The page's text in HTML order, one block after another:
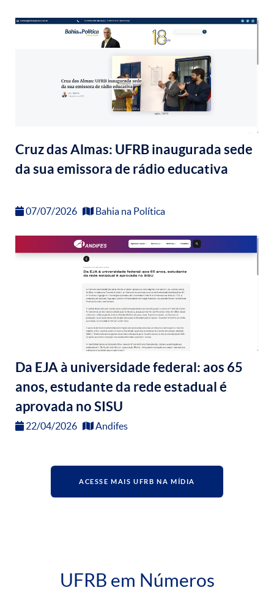
Cruz das Almas: UFRB inaugurada sede
da sua emissora de rádio educativa
07/07/2026 Bahia na Política
Da EJA à universidade federal: aos 65
anos, estudante da rede estadual é
aprovada no SISU
22/04/2026 Andifes
ACESSE MAIS UFRB NA MÍDIA
UFRB em Números